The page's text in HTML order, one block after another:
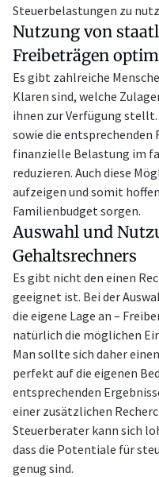
Steuerbelastungen zu
Nutzung von
Freibeträgen
Es gibt zahlreiche
Klaren sind, welche
ihnen zur Verfügung
sowie die entsprechenden
finanzielle Belastung im
reduzieren. Auch diese
aufzeigen und somit
Familienbudget sorgen.
Auswahl und
Gehaltsrechners
Es gibt nicht den einen
geeignet ist. Bei der
die eigene Lage an –
natürlich die möglichen
Man sollte sich daher
perfekt auf die eigenen
entsprechenden
einer zusätzlichen
Steuerberater kann sich
dass die Potentiale für
genug sind.